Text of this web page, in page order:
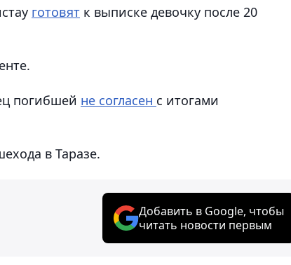
готовят к выписке девочку после 20
погибшей не согласен с итогами
в Таразе.
Добавить в Google, чтобы
читать новости первым